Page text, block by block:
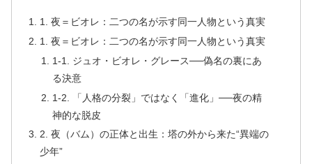
1. 夜＝ビオレ：二つの名が示す同一人物という真実
1. 夜＝ビオレ：二つの名が示す同一人物という真実
1-1. ジュオ・ビオレ・グレース──偽名の裏にあ
る決意
1-2. 「人格の分裂」ではなく「進化」──夜の精
神的な脱皮
2. 夜（バム）の正体と出生：塔の外から来た“異端の
少年”